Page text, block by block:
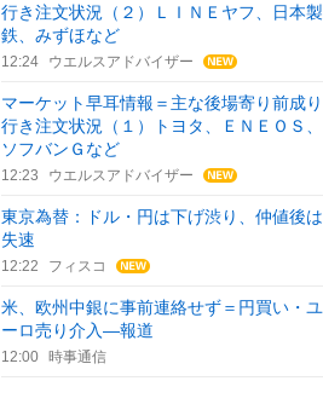
行き注文状況（２）ＬＩＮＥヤフ、日本製
鉄、みずほなど
12:24 ウエルスアドバイザー
マーケット早耳情報＝主な後場寄り前成り
行き注文状況（１）トヨタ、ＥＮＥＯＳ、
ソフバンＧなど
12:23 ウエルスアドバイザー
東京為替：ドル・円は下げ渋り、仲値後は
失速
12:22 フィスコ
米、欧州中銀に事前連絡せず＝円買い・ユ
ーロ売り介入―報道
12:00 時事通信